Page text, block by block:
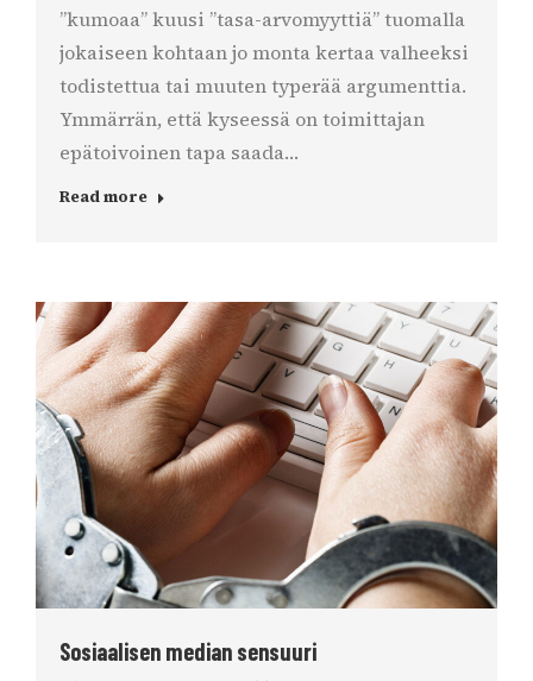
”kumoaa” kuusi ”tasa-arvomyyttiä” tuomalla
jokaiseen kohtaan jo monta kertaa valheeksi
todistettua tai muuten typerää argumenttia.
Ymmärrän, että kyseessä on toimittajan
epätoivoinen tapa saada…
Read more
Sosiaalisen median sensuuri